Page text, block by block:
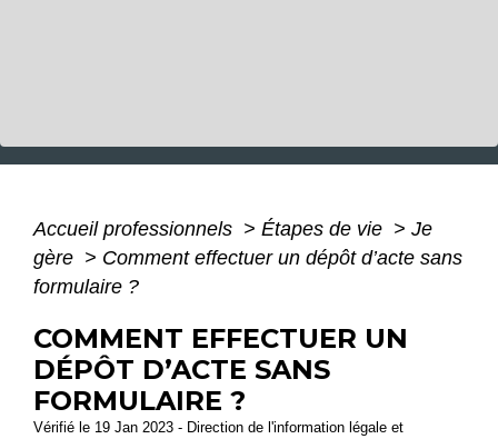
Accueil professionnels > Étapes de vie > Je
gère > Comment effectuer un dépôt d’acte sans
formulaire ?
COMMENT EFFECTUER UN
DÉPÔT D’ACTE SANS
FORMULAIRE ?
Vérifié le 19 Jan 2023 - Direction de l'information légale et